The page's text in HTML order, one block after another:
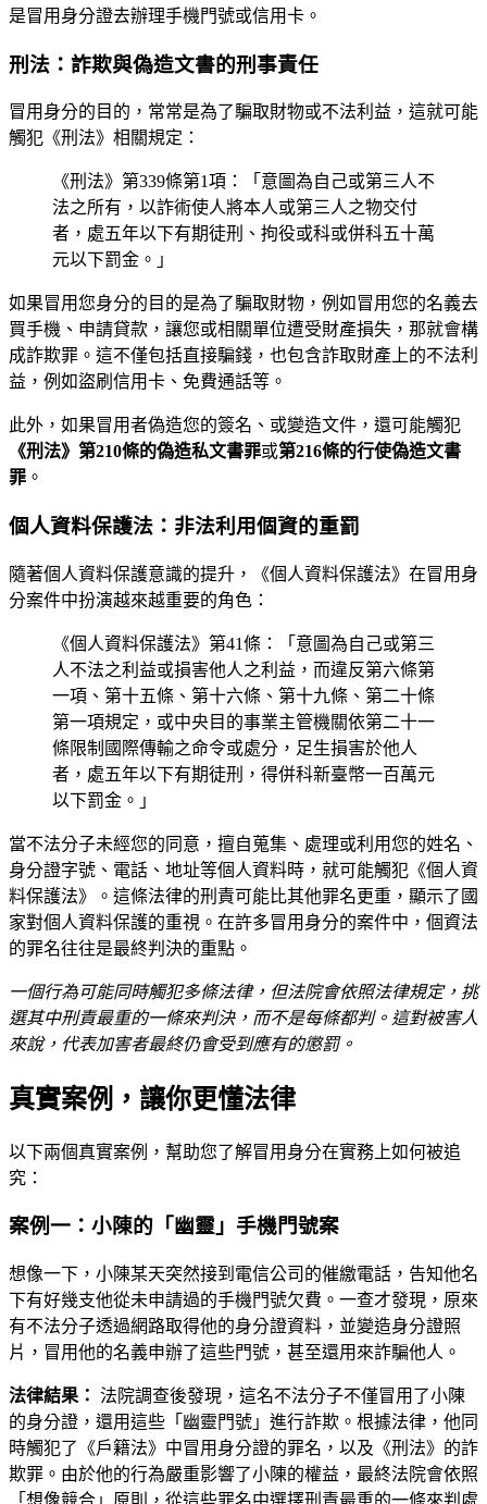
是冒用身分證去辦理手機門號或信用卡。
刑法：詐欺與偽造文書的刑事責任
冒用身分的目的，常常是為了騙取財物或不法利益，這就可能
觸犯《刑法》相關規定：
《刑法》第339條第1項：「意圖為自己或第三人不
法之所有，以詐術使人將本人或第三人之物交付
者，處五年以下有期徒刑、拘役或科或併科五十萬
元以下罰金。」
如果冒用您身分的目的是為了騙取財物，例如冒用您的名義去
買手機、申請貸款，讓您或相關單位遭受財產損失，那就會構
成詐欺罪。這不僅包括直接騙錢，也包含詐取財產上的不法利
益，例如盜刷信用卡、免費通話等。
此外，如果冒用者偽造您的簽名、或變造文件，還可能觸犯
《刑法》第210條的偽造私文書罪或第216條的行使偽造文書
罪 。
個人資料保護法：非法利用個資的重罰
隨著個人資料保護意識的提升，《個人資料保護法》在冒用身
分案件中扮演越來越重要的角色：
《個人資料保護法》第41條：「意圖為自己或第三
人不法之利益或損害他人之利益，而違反第六條第
一項、第十五條、第十六條、第十九條、第二十條
第一項規定，或中央目的事業主管機關依第二十一
條限制國際傳輸之命令或處分，足生損害於他人
者，處五年以下有期徒刑，得併科新臺幣一百萬元
以下罰金。」
當不法分子未經您的同意，擅自蒐集、處理或利用您的姓名、
身分證字號、電話、地址等個人資料時，就可能觸犯《個人資
料保護法》。這條法律的刑責可能比其他罪名更重，顯示了國
家對個人資料保護的重視。在許多冒用身分的案件中，個資法
的罪名往往是最終判決的重點。
一個行為可能同時觸犯多條法律，但法院會依照法律規定，挑
選其中刑責最重的一條來判決，而不是每條都判。這對被害人
來說，代表加害者最終仍會受到應有的懲罰。
真實案例，讓你更懂法律
以下兩個真實案例，幫助您了解冒用身分在實務上如何被追
究：
案例一：小陳的「幽靈」手機門號案
想像一下，小陳某天突然接到電信公司的催繳電話，告知他名
下有好幾支他從未申請過的手機門號欠費。一查才發現，原來
有不法分子透過網路取得他的身分證資料，並變造身分證照
片，冒用他的名義申辦了這些門號，甚至還用來詐騙他人。
法律結果： 法院調查後發現，這名不法分子不僅冒用了小陳
的身分證，還用這些「幽靈門號」進行詐欺。根據法律，他同
時觸犯了《戶籍法》中冒用身分證的罪名，以及《刑法》的詐
欺罪。由於他的行為嚴重影響了小陳的權益，最終法院會依照
「想像競合」原則，從這些罪名中選擇刑責最重的一條來判處